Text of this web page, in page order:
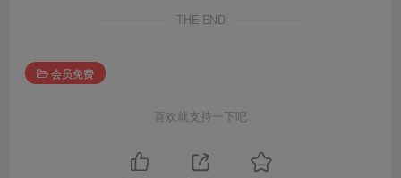
THE END
会员免费
喜欢就支持一下吧